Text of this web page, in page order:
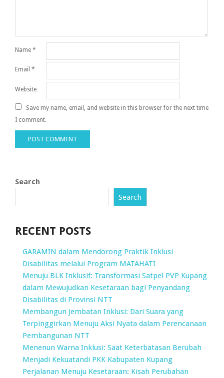
Name *
Email *
Website
Save my name, email, and website in this browser for the next time
I comment.
Search
Search
RECENT POSTS
GARAMIN dalam Mendorong Praktik Inklusi
Disabilitas melalui Program MATAHATI
Menuju BLK Inklusif: Transformasi Satpel PVP Kupang
dalam Mewujudkan Kesetaraan bagi Penyandang
Disabilitas di Provinsi NTT
Membangun Jembatan Inklusi: Dari Suara yang
Terpinggirkan Menuju Aksi Nyata dalam Perencanaan
Pembangunan NTT
Menenun Warna Inklusi: Saat Keterbatasan Berubah
Menjadi Kekuatandi PKK Kabupaten Kupang
Perjalanan Menuju Kesetaraan: Kisah Perubahan